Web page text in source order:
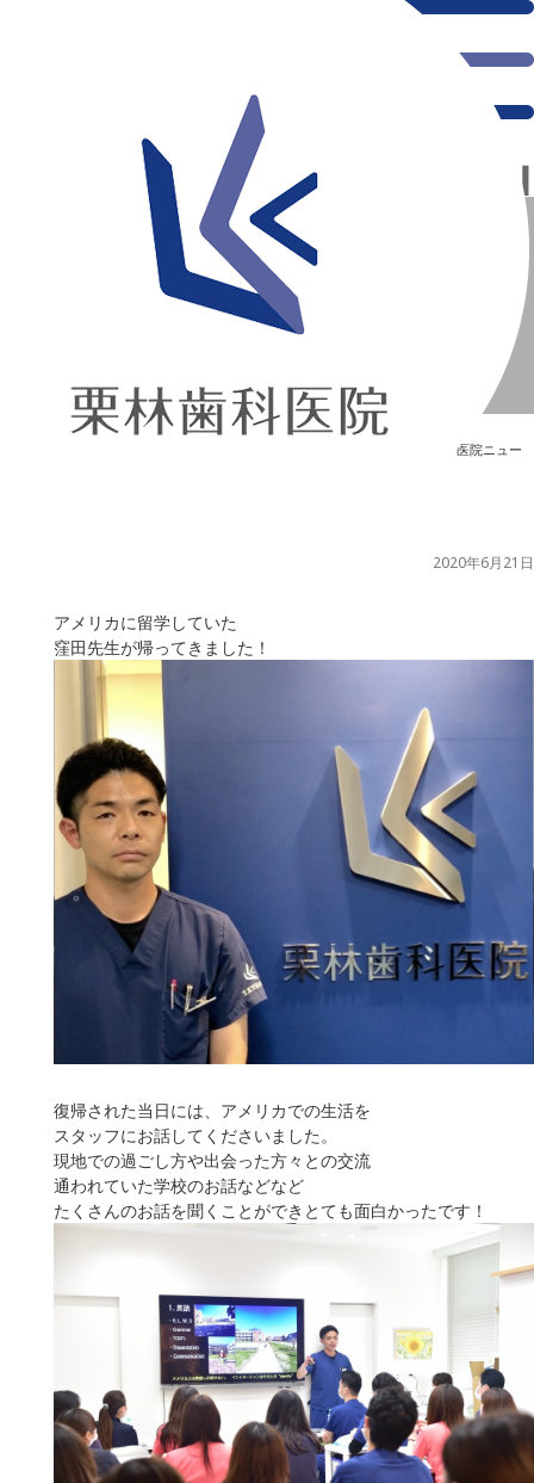
医院ニュー
2020年6月21日
アメリカに留学していた
窪田先生が帰ってきました！
復帰された当日には、アメリカでの生活を
スタッフにお話してくださいました。
現地での過ごし方や出会った方々との交流
通われていた学校のお話などなど
たくさんのお話を聞くことができとても面白かったです！